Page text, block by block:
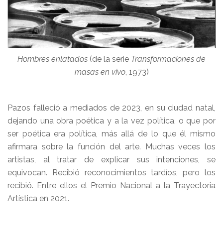
Hombres enlatados (de la serie Transformaciones de
masas en vivo, 1973)
Pazos falleció a mediados de 2023, en su ciudad natal,
dejando una obra poética y a la vez política, o que por
ser poética era política, más allá de lo que él mismo
afirmara sobre la función del arte. Muchas veces los
artistas, al tratar de explicar sus intenciones, se
equivocan. Recibió reconocimientos tardíos, pero los
recibió. Entre ellos el Premio Nacional a la Trayectoria
Artística en 2021.